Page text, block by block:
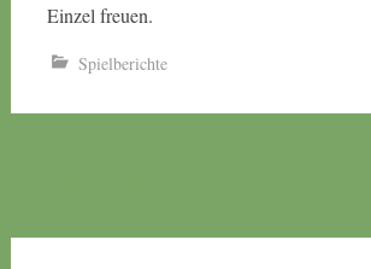
Einzel freuen.
Spielberichte